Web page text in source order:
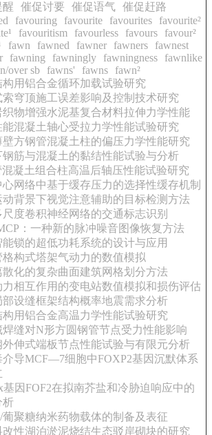
醒
催促讨要 催促语气 催促赶路
favouring favourite favourites
favourite²
favouritism favourless favours
favour²
fawn fawned fawner fawners
fawnest
fawning fawningly fawningness
fawnlike
over sb
fawns' fawns
fawn²
构用铝合金循环加载试验研究
索穹顶施工误差影响及控制技术研究
织物增强水泥基复合材料拉伸力学性能
能混凝土轴心受拉力学性能试验研究
壁方钢管混凝土柱的偏压力学性能研究
钢筋与混凝土的黏结性能试验与分析
混凝土组合柱高温后轴压性能试验研究
心网络中基于缓存压力的选择性缓存机制
动背景下视觉注意辅助的目标检测方法
尺度卷积神经网络的交通标志识别
：一种新的脉冲噪音图像恢复方法
能锁的超低功耗系统的设计与应用
格构式塔架气动力的数值模拟
散化的复杂曲面建筑网格划分方法
力相互作用的变电站数值模拟和损伤评估
部设缝框架结构概率地震需求分析
构用铝合金高温力学性能试验研究
焊缝对N形方圆钢管节点受力性能影响
外伸式端板节点性能试验与有限元分析
介导MCF—7细胞中FOXP2基因沉默体系
因FOF2在拟南芥盐和冷胁迫响应中的
析
葡聚糖纳米药物载体的制备及表征
改性湖泊淤泥烧结生态驳岸砌块的研究